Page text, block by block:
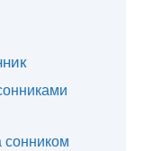
сонником